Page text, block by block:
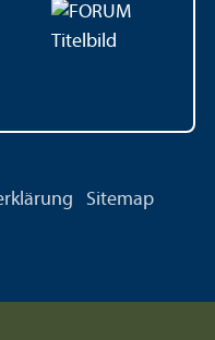
Sitemap